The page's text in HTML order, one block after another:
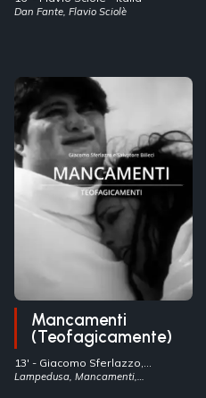
Dan Fante, Flavio Sciolè
Mancamenti
(Teofagicamente)
13' - Giacomo Sferlazzo,
Salvatore Billeci
- Italia
Lampedusa, Mancamenti,